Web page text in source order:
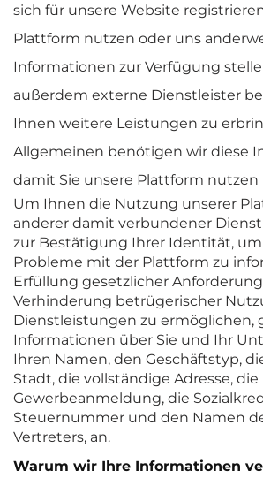
sich für unsere Website
Plattform nutzen oder uns
Informationen zur Verfügung
außerdem externe Dienstleister
Ihnen weitere Leistungen zu
Allgemeinen benötigen wir diese
damit Sie unsere Plattform nutzen
Um Ihnen die Nutzung unserer
anderer damit verbundener
zur Bestätigung Ihrer Identität, um
Probleme mit der Plattform zu
Erfüllung gesetzlicher
Verhinderung betrügerischer
Dienstleistungen zu ermöglichen,
Informationen über Sie und Ihr
Ihren Namen, den Geschäftstyp,
Stadt, die vollständige Adresse, die
Gewerbeanmeldung, die
Steuernummer und den Namen
Vertreters, an.
Warum wir Ihre Informationen